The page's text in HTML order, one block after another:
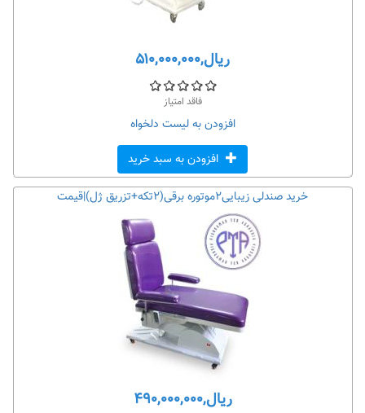
ریال,۵۱۰,۰۰۰,۰۰۰
فاقد امتیاز
افزودن به لیست دلخواه
افزودن به سبد خرید
خرید صندلی زیبایی۲موتوره برقی(۲تکه+تزریق ژل)|قیمت
ریال,۴۹۰,۰۰۰,۰۰۰